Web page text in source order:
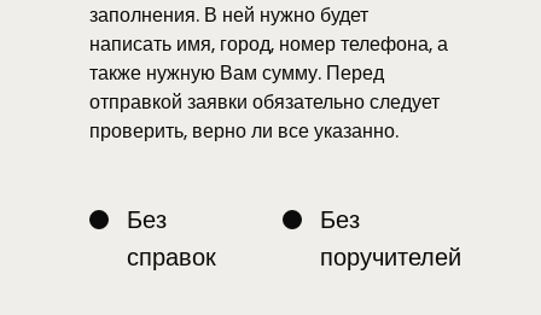
заполнения. В ней нужно будет
написать имя, город, номер телефона, а
также нужную Вам сумму. Перед
отправкой заявки обязательно следует
проверить, верно ли все указанно.
Без
справок
Без
поручителей